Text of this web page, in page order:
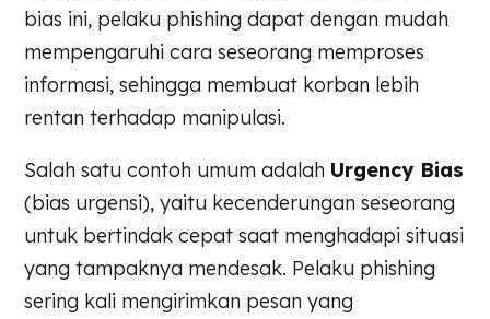
bias ini, pelaku phishing dapat dengan mudah
mempengaruhi cara seseorang memproses
informasi, sehingga membuat korban lebih
rentan terhadap manipulasi.
Salah satu contoh umum adalah Urgency Bias
(bias urgensi), yaitu kecenderungan seseorang
untuk bertindak cepat saat menghadapi situasi
yang tampaknya mendesak. Pelaku phishing
sering kali mengirimkan pesan yang